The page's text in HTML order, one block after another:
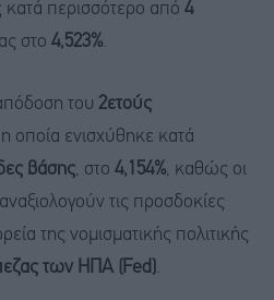
κατά περισσότερο από 4
στο 4,523%.
του 2ετούς
οποία ενισχύθηκε κατά
βάσης, στο 4,154%, καθώς οι
τις προσδοκίες
της νομισματικής πολιτικής
των ΗΠΑ (Fed) .